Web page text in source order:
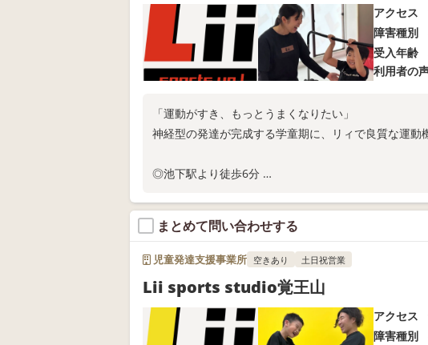
アクセス
障害種別
受入年齢
利用者の
「運動がすき、もっとうまくなりたい」
神経型の発達が完成する学童期に、リィで良質な運動
◎池下駅より徒歩6分
◎スタジオ体験随時実施中
お電話またはWEB問い合わせにてお問い合わせくださ
まとめて問い合わせする
児童発達支援事業所 空きあり 土日祝営業
Lii sports studio覚王山
アクセス
障害種別